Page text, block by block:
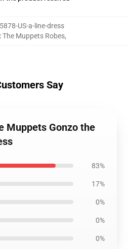
US-a-line-dress
The Muppets Robes,
Say
Muppets Gonzo the
83%
17%
0%
0%
0%